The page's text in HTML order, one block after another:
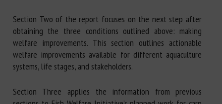
​Section Two of the report focuses on the next step after
obtaining the three conditions outlined above: making
welfare improvements. This section outlines actionable
welfare improvements available for different aquaculture
systems, life stages, and stakeholders.
Section Three applies the information from previous